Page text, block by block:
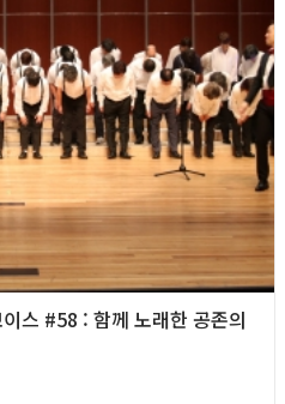
스 #58 : 함께 노래한 공존의